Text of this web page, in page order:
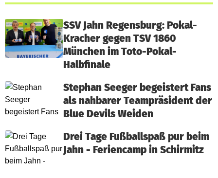
SSV Jahn Regensburg: Pokal-
Kracher gegen TSV 1860
München im Toto-Pokal-
Halbfinale
Stephan Seeger begeistert Fans
als nahbarer Teampräsident der
Blue Devils Weiden
Drei Tage Fußballspaß pur beim
Jahn - Feriencamp in Schirmitz